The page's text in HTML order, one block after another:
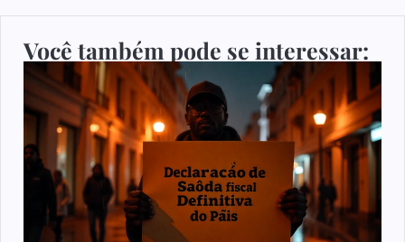
Você também pode se interessar: